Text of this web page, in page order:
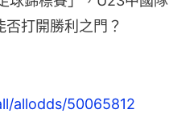
打開勝利之門？
allodds/50065812